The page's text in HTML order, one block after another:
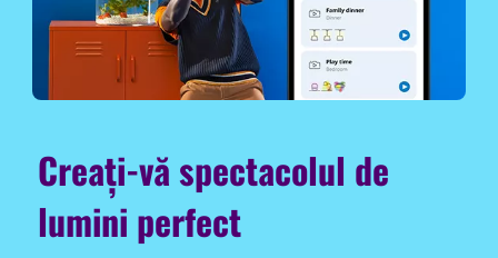
Creați-vă spectacolul de
lumini perfect